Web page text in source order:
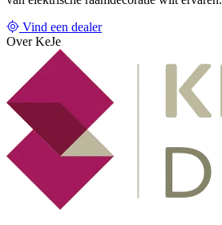
Vind een dealer
Over KeJe